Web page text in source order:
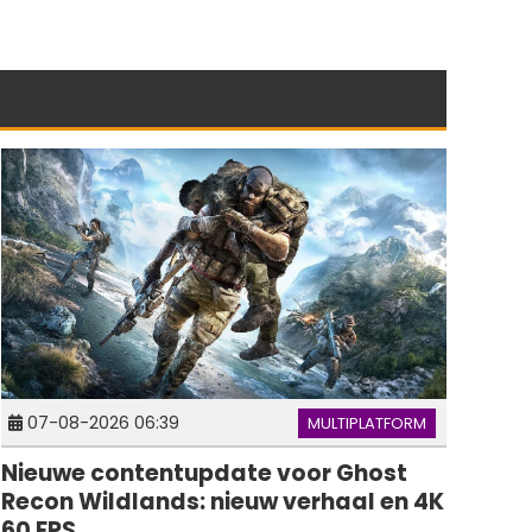
07-08-2026 06:39 MULTIPLATFORM
Nieuwe contentupdate voor Ghost
Recon Wildlands: nieuw verhaal en 4K